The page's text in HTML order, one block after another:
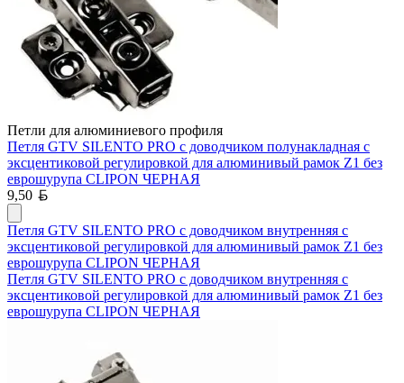
Петли для алюминиевого профиля
Петля GTV SILENTO PRO с доводчиком полунакладная с
эксцентиковой регулировкой для алюминивый рамок Z1 без
еврошурупа CLIPON ЧЕРНАЯ
9,50
Петля GTV SILENTO PRO с доводчиком внутренняя с
эксцентиковой регулировкой для алюминивый рамок Z1 без
еврошурупа CLIPON ЧЕРНАЯ
Петля GTV SILENTO PRO с доводчиком внутренняя с
эксцентиковой регулировкой для алюминивый рамок Z1 без
еврошурупа CLIPON ЧЕРНАЯ